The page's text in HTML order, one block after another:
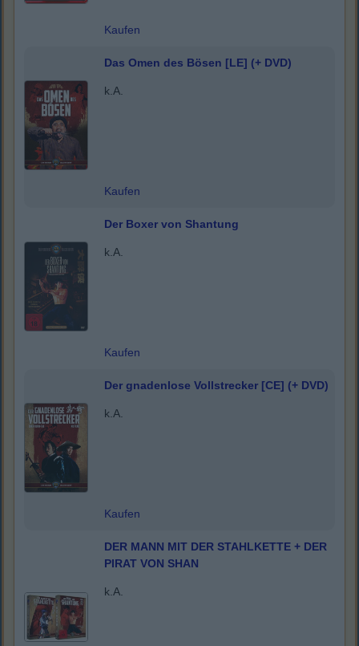
Kaufen
Das Omen des Bösen [LE] (+ DVD)
k.A.
Kaufen
Der Boxer von Shantung
k.A.
Kaufen
Der gnadenlose Vollstrecker [CE] (+ DVD)
k.A.
Kaufen
DER MANN MIT DER STAHLKETTE + DER
PIRAT VON SHAN
k.A.